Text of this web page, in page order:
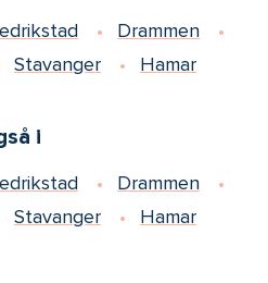
Drammen
Stavanger Hamar
i
Drammen
Stavanger Hamar